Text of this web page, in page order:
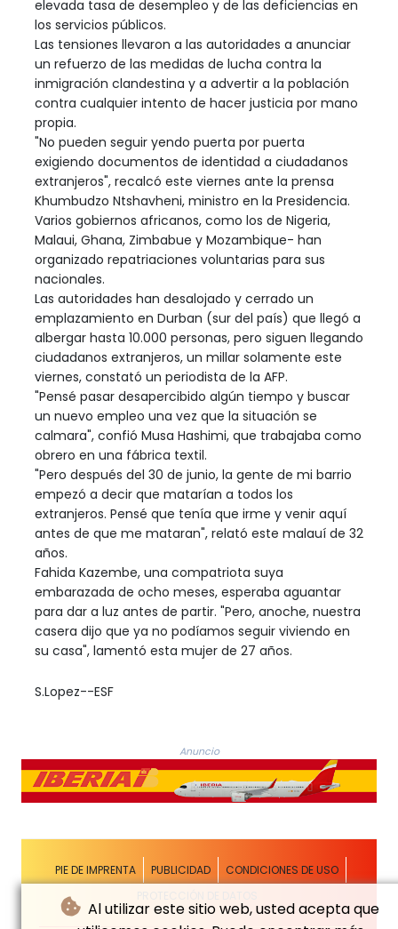
Al utilizar este sitio web, usted acepta que
elevada tasa de desempleo y de las deficiencias en
los servicios públicos.
Las tensiones llevaron a las autoridades a anunciar
un refuerzo de las medidas de lucha contra la
inmigración clandestina y a advertir a la población
contra cualquier intento de hacer justicia por mano
propia.
"No pueden seguir yendo puerta por puerta
exigiendo documentos de identidad a ciudadanos
extranjeros", recalcó este viernes ante la prensa
Khumbudzo Ntshavheni, ministro en la Presidencia.
Varios gobiernos africanos, como los de Nigeria,
Malaui, Ghana, Zimbabue y Mozambique- han
organizado repatriaciones voluntarias para sus
nacionales.
Las autoridades han desalojado y cerrado un
emplazamiento en Durban (sur del país) que llegó a
albergar hasta 10.000 personas, pero siguen llegando
ciudadanos extranjeros, un millar solamente este
viernes, constató un periodista de la AFP.
"Pensé pasar desapercibido algún tiempo y buscar
un nuevo empleo una vez que la situación se
calmara", confió Musa Hashimi, que trabajaba como
obrero en una fábrica textil.
"Pero después del 30 de junio, la gente de mi barrio
empezó a decir que matarían a todos los
extranjeros. Pensé que tenía que irme y venir aquí
antes de que me mataran", relató este malauí de 32
años.
Fahida Kazembe, una compatriota suya
embarazada de ocho meses, esperaba aguantar
para dar a luz antes de partir. "Pero, anoche, nuestra
casera dijo que ya no podíamos seguir viviendo en
su casa", lamentó esta mujer de 27 años.
S.Lopez--ESF
Anuncio
PIE DE IMPRENTA PUBLICIDAD
CONDICIONES DE USO